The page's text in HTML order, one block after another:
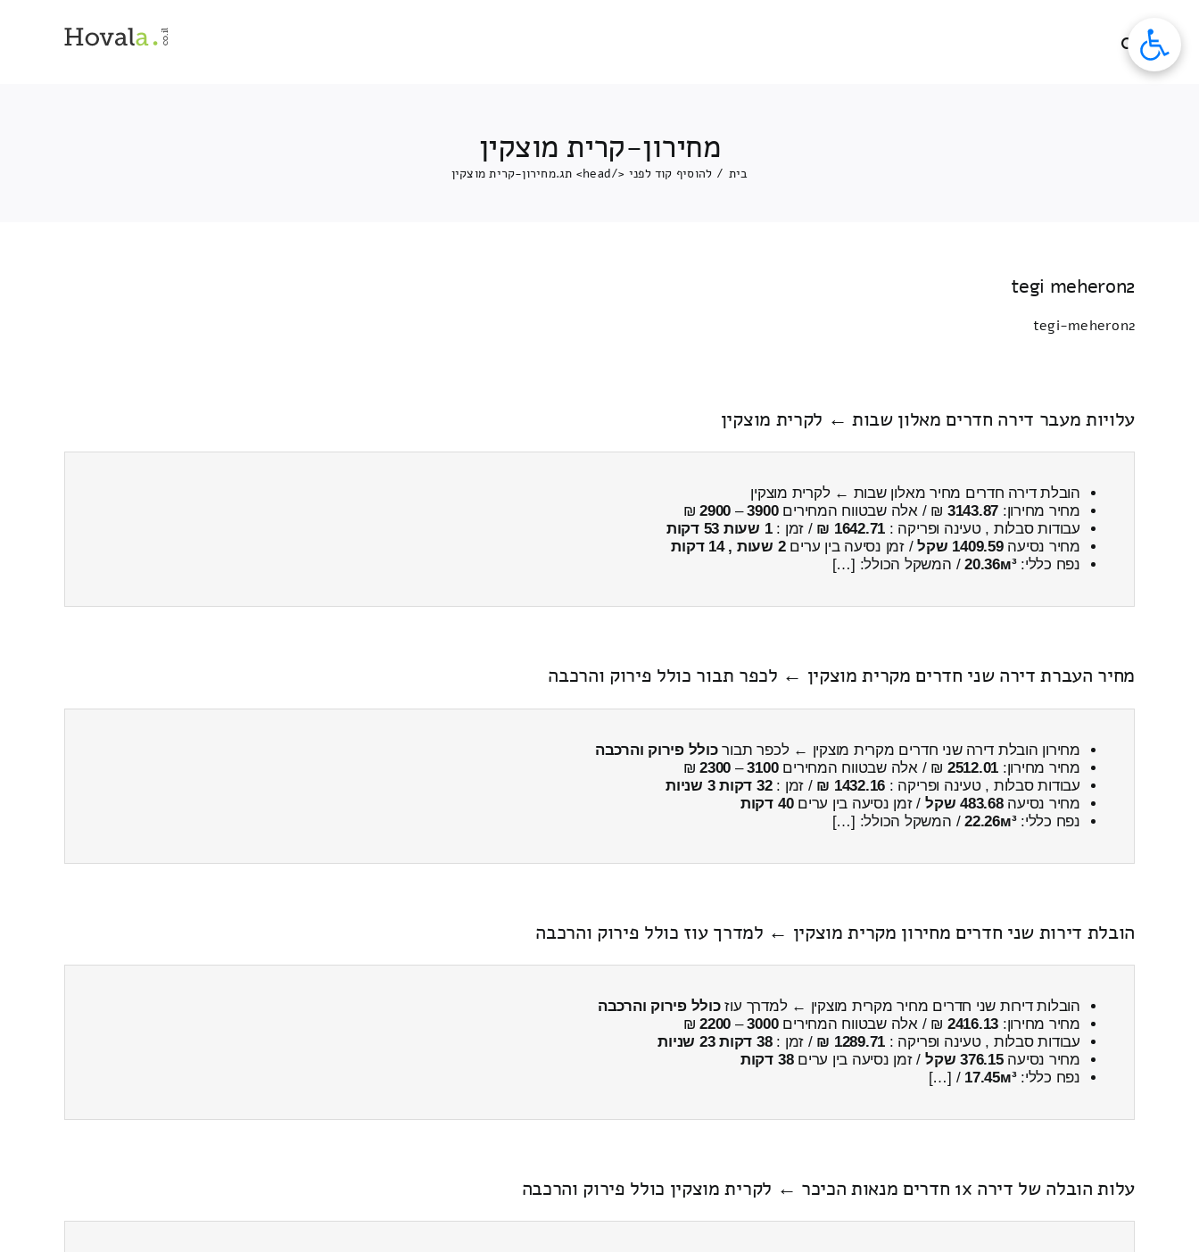
מחירון-קרית מוצקין
בית / להוסיף קוד לפני </head> תג. מחירון-קרית מוצקין
tegi meheron2
tegi-meheron2
עלויות מעבר דירה חדרים מאלון שבות ← לקרית מוצקין
הובלת דירה חדרים מחיר מאלון שבות ← לקרית מוצקין
מחיר מחירון: 3143.87 ₪ / אלה שבטווח המחירים3900
–
2900
₪
עבודות סבלות , טעינה ופריקה : 1642.71 ₪ / זמן :1 שעות 53 דקות
מחיר נסיעה1409.59 שקל / זמן נסיעה בין ערים2 שעות , 14 דקות
נפח כללי:20.36м³/ המשקל הכולל: […]
מחיר העברת דירה שני חדרים מקרית מוצקין ← לכפר תבור כולל פירוק והרכבה
מחירון הובלת דירה שני חדרים מקרית מוצקין ← לכפר תבורכולל פירוק והרכבה
מחיר מחירון: 2512.01 ₪ / אלה שבטווח המחירים3100
–
2300
₪
עבודות סבלות , טעינה ופריקה : 1432.16 ₪ / זמן :32 דקות 3 שניות
מחיר נסיעה483.68 שקל / זמן נסיעה בין ערים40 דקות
נפח כללי:22.26м³/ המשקל הכולל: […]
הובלת דירות שני חדרים מחירון מקרית מוצקין ← למדרך עוז כולל פירוק והרכבה
הובלות דירות שני חדרים מחיר מקרית מוצקין ← למדרך עוזכולל פירוק והרכבה
מחיר מחירון: 2416.13 ₪ / אלה שבטווח המחירים3000
–
2200
₪
עבודות סבלות , טעינה ופריקה : 1289.71 ₪ / זמן :38 דקות 23 שניות
מחיר נסיעה376.15 שקל / זמן נסיעה בין ערים38 דקות
נפח כללי:17.45м³
/ […]
עלות הובלה של דירה 1x חדרים מנאות הכיכר ← לקרית מוצקין כולל פירוק והרכבה